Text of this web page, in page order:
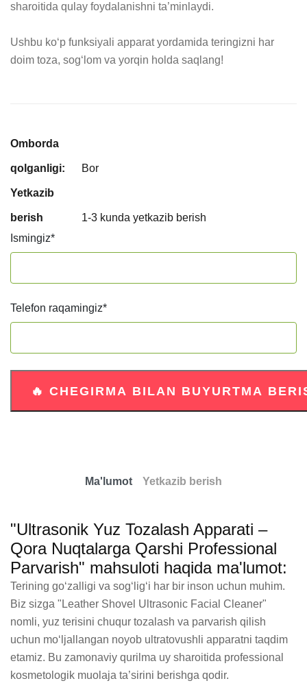
sharoitida qulay foydalanishni ta’minlaydi.
Ushbu ko‘p funksiyali apparat yordamida teringizni har
doim toza, sog‘lom va yorqin holda saqlang!
Omborda
qolganligi: Bor
Yetkazib
berish
1-3 kunda yetkazib berish
Ismingiz*
Telefon raqamingiz*
Ma'lumot Yetkazib berish
"Ultrasonik Yuz Tozalash Apparati –
Qora Nuqtalarga Qarshi Professional
Parvarish" mahsuloti haqida ma'lumot:
Terining go‘zalligi va sog‘lig‘i har bir inson uchun muhim.
Biz sizga "Leather Shovel Ultrasonic Facial Cleaner"
nomli, yuz terisini chuqur tozalash va parvarish qilish
uchun mo‘ljallangan noyob ultratovushli apparatni taqdim
etamiz. Bu zamonaviy qurilma uy sharoitida professional
kosmetologik muolaja ta’sirini berishga qodir.